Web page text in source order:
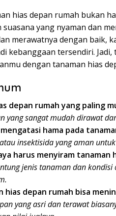
hias depan rumah bukan
yang nyaman dan
merawatnya dengan baik,
kebanggaan tersendiri.
dengan tanaman hias
depan rumah yang paling
yang sangat mudah dirawat
hama pada
insektisida yang aman
harus menyiram tanaman
jenis tanaman dan kondisi
hias depan rumah bisa
yang asri dan terawat